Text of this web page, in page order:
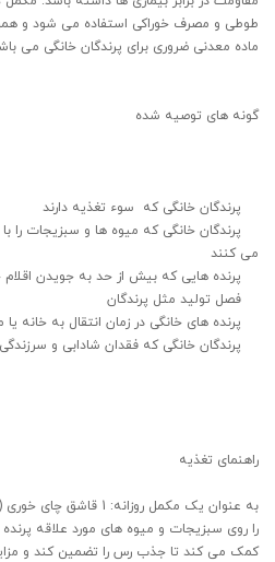
طوطی و مصرف خوراکی استفاده می شود و
ماده معدنی ضروری برای پرندگان خانگی می
گونه های توصیه شده
پرندگان خانگی که سوء تغذیه دارند
پرندگان خانگی که میوه ها و سبزیجات را
می کنند
پرنده هایی که بیش از حد به جویدن اقلام
فصل تولید مثل پرندگان
پرنده های خانگی در زمان انتقال به خانه
پرندگان خانگی که فقدان شادابی و سرزندگی
راهنمای تغذیه
را روی سبزیجات و میوه های مورد علاقه
کمک می کند تا جذب رس را تضمین کند و